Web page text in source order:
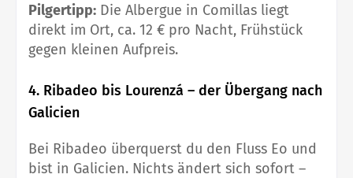
Pilgertipp: Die Albergue in Comillas liegt
direkt im Ort, ca. 12 € pro Nacht, Frühstück
gegen kleinen Aufpreis.
4. Ribadeo bis Lourenzá – der Übergang nach
Galicien
Bei Ribadeo überquerst du den Fluss Eo und
bist in Galicien. Nichts ändert sich sofort –